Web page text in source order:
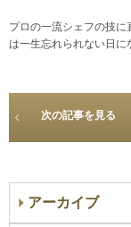
プロの一流シェフの技
は一生忘れられない日に
次の記事を見る
アーカイブ